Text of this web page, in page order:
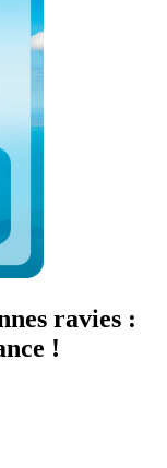
ravies :
!